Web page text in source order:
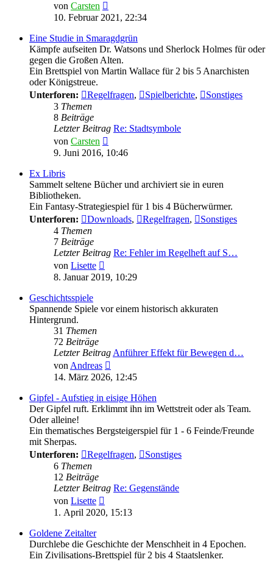
von Carsten
Beitrag
10. Februar 2021, 22:34
Eine Studie in Smaragdgrün
Kämpfe aufseiten Dr. Watsons und Sherlock Holmes für oder
gegen die Großen Alten.
Ein Brettspiel von Martin Wallace für 2 bis 5 Anarchisten
oder Königstreue.
Unterforen:
Regelfragen, Spielberichte,
Sonstiges
3 Themen
8 Beiträge
Letzter Beitrag Re: Stadtsymbole
von Carsten
Beitrag
9. Juni 2016, 10:46
Ex Libris
Sammelt seltene Bücher und archiviert sie in euren
Bibliotheken.
Ein Fantasy-Strategiespiel für 1 bis 4 Bücherwürmer.
Unterforen:
Downloads, Regelfragen,
Sonstiges
4 Themen
7 Beiträge
Letzter Beitrag Re: Fehler im Regelheft auf S…
von Lisette
Beitrag
8. Januar 2019, 10:29
Geschichtsspiele
Spannende Spiele vor einem historisch akkuraten
Hintergrund.
31 Themen
72 Beiträge
Letzter BeitragAnführer Effekt für Bewegen d…
vonAndreas
Beitrag
14. März 2026, 12:45
Gipfel - Aufstieg in eisige Höhen
Der Gipfel ruft. Erklimmt ihn im Wettstreit oder als Team.
Oder alleine!
Ein thematisches Bergsteigerspiel für 1 - 6 Feinde/Freunde
mit Sherpas.
Unterforen:
Regelfragen,
Sonstiges
6 Themen
12 Beiträge
Letzter Beitrag Re: Gegenstände
von Lisette
Beitrag
1. April 2020, 15:13
Goldene Zeitalter
Durchlebe die Geschichte der Menschheit in 4 Epochen.
Ein Zivilisations-Brettspiel für 2 bis 4 Staatslenker.